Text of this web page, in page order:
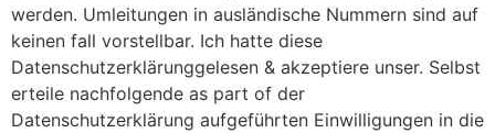
werden. Umleitungen in ausländische Nummern sind auf
keinen fall vorstellbar. Ich hatte diese
Datenschutzerklärunggelesen & akzeptiere unser. Selbst
erteile nachfolgende as part of der
Datenschutzerklärung aufgeführten Einwilligungen in die